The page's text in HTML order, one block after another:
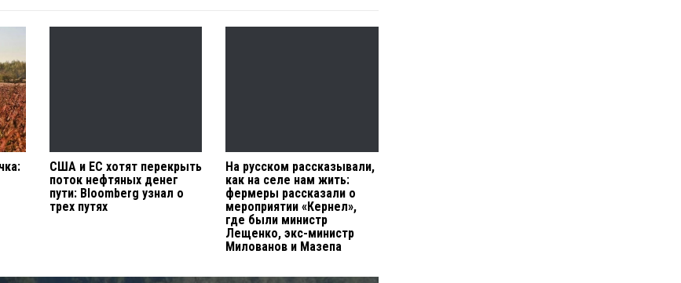
США и ЕС хотят перекрыть
поток нефтяных денег
пути: Bloomberg узнал о
трех путях
На русском рассказывали,
как на селе нам жить:
фермеры рассказали о
мероприятии «Кернел»,
где были министр
Лещенко, экс-министр
Милованов и Мазепа